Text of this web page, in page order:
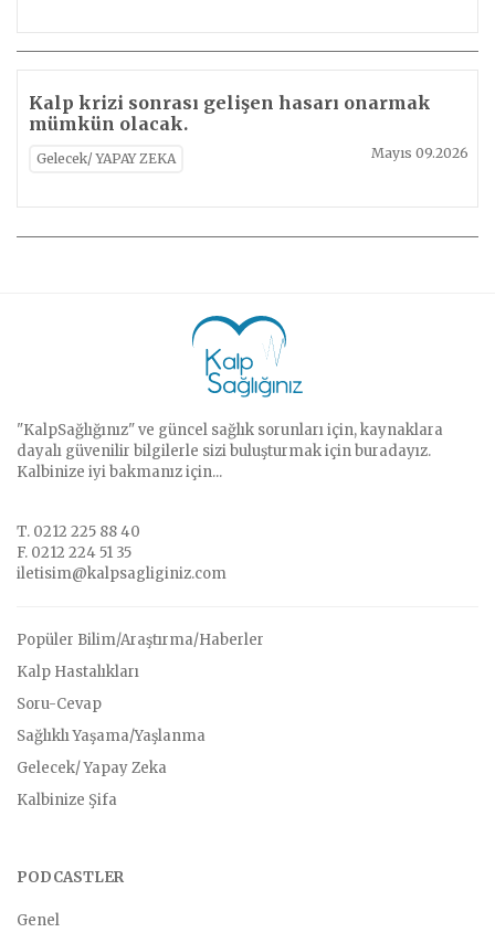
Kalp krizi sonrası gelişen hasarı onarmak
mümkün olacak.
Gelecek/ YAPAY ZEKA Mayıs 09.2026
"KalpSağlığınız" ve güncel sağlık sorunları için, kaynaklara
dayalı güvenilir bilgilerle sizi buluşturmak için buradayız.
Kalbinize iyi bakmanız için...
T. 0212 225 88 40
F. 0212 224 51 35
iletisim@kalpsagliginiz.com
Popüler Bilim/Araştırma/Haberler
Kalp Hastalıkları
Soru-Cevap
Sağlıklı Yaşama/Yaşlanma
Gelecek/ Yapay Zeka
Kalbinize Şifa
PODCASTLER
Genel